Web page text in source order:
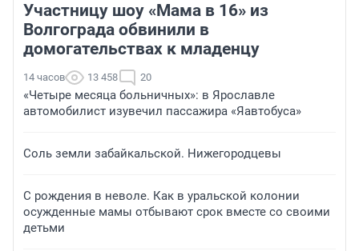
Участницу шоу «Мама в 16» из
Волгограда обвинили в
домогательствах к младенцу
14 часов 13 458 20
«Четыре месяца больничных»: в Ярославле
автомобилист изувечил пассажира «Яавтобуса»
Соль земли забайкальской. Нижегородцевы
С рождения в неволе. Как в уральской колонии
осужденные мамы отбывают срок вместе со своими
детьми